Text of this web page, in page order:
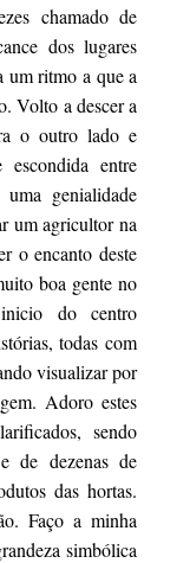
chamado de
dos lugares
um ritmo a que a
Volto a descer a
o outro lado e
escondida entre
genialidade
um agricultor na
o encanto deste
boa gente no
do centro
todas com
visualizar por
Adoro estes
sendo
de dezenas de
das hortas.
Faço a minha
simbólica